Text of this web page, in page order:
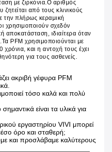
με ζιρκόνια.Ο αριθμός
από τους κλινικούς
την πλήρως κεραμική
χρησιμοποιούν σχεδόν
αποκατάσταση, ιδιαίτερα όταν
PFM χρησιμοποιούνται με
χρόνια, και η αντοχή τους έχει
για τους ασθενείς.
ακριβή γέφυρα PFM
τόσο καλά και πολύ
είναι τα υλικά για
εργαστηρίου VIVI μπορεί
όρο και σταθερή;
και προσλάβαμε καλύτερους